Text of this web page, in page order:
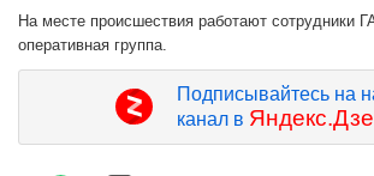
На месте происшествия работают сотрудники
оперативная группа.
Подписывайтесь на
канал в